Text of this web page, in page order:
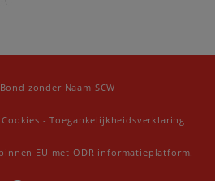
zonder Naam SCW
Cookies -Toegankelijkheidsverklaring
EU met ODR informatieplatform.